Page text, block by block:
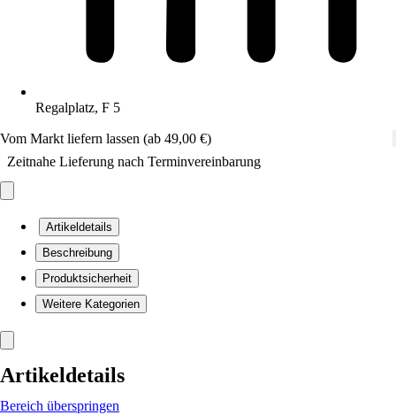
Regalplatz, F 5
Vom Markt liefern lassen (ab 49,00 €)
Zeitnahe Lieferung nach Terminvereinbarung
Artikeldetails
Beschreibung
Produktsicherheit
Weitere Kategorien
Artikeldetails
Bereich überspringen